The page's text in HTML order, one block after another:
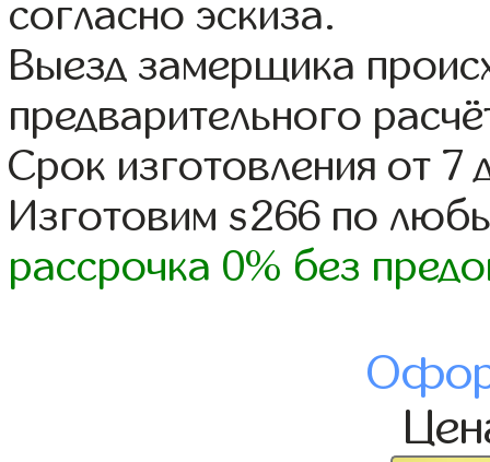
согласно эскиза.
Выезд замерщика
предварительного
Срок изготовления от 7
Изготовим s266 по
рассрочка 0% без